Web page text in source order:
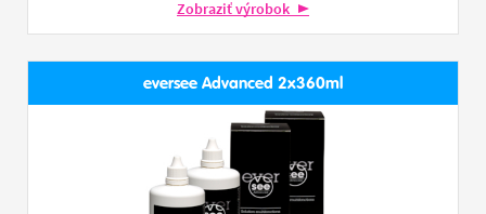
Zobraziť výrobok
eversee Advanced 2x360ml